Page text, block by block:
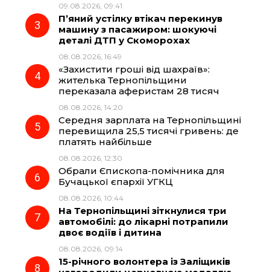
k
a
m p
09.08.2026, 09:41
П’яний устілку втікач перекинув
машину з пасажиром: шокуючі
деталі ДТП у Скоморохах
08.08.2026, 16:49
«Захистити гроші від шахраїв»:
жителька Тернопільщини
переказала аферистам 28 тисяч
08.08.2026, 14:20
Середня зарплата на Тернопільщині
перевищила 25,5 тисячі гривень: де
платять найбільше
08.08.2026, 12:30
Обрали Єпископа-помічника для
Бучацької єпархії УГКЦ
08.08.2026, 10:44
На Тернопільщині зіткнулися три
автомобілі: до лікарні потрапили
двоє водіїв і дитина
08.08.2026, 09:14
15-річного волонтера із Заліщиків